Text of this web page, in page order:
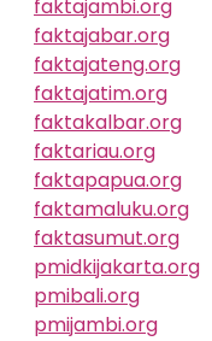
faktajambi.org
faktajabar.org
faktajateng.org
faktajatim.org
faktakalbar.org
faktariau.org
faktapapua.org
faktamaluku.org
faktasumut.org
pmidkijakarta.org
pmibali.org
pmijambi.org